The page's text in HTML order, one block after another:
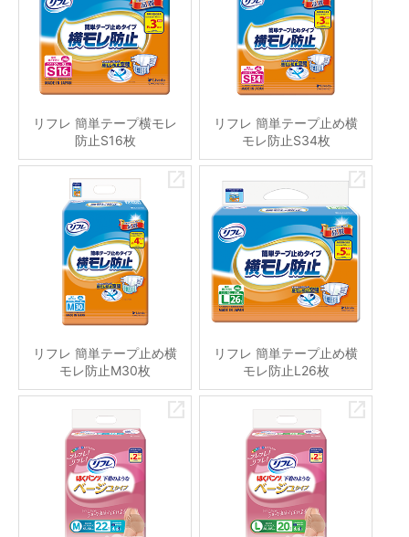
リフレ 簡単テープ横モレ
防止S16枚
リフレ 簡単テープ止め横
モレ防止S34枚
リフレ 簡単テープ止め横
モレ防止M30枚
リフレ 簡単テープ止め横
モレ防止L26枚